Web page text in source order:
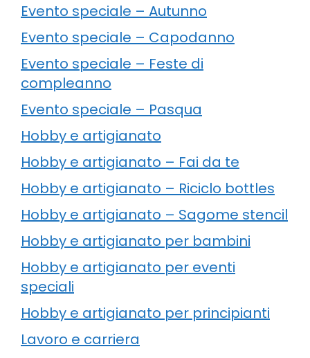
Evento speciale – Autunno
Evento speciale – Capodanno
Evento speciale – Feste di
compleanno
Evento speciale – Pasqua
Hobby e artigianato
Hobby e artigianato – Fai da te
Hobby e artigianato – Riciclo bottles
Hobby e artigianato – Sagome stencil
Hobby e artigianato per bambini
Hobby e artigianato per eventi
speciali
Hobby e artigianato per principianti
Lavoro e carriera